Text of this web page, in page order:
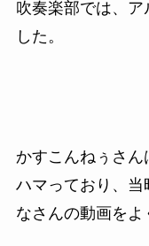
吹奏楽部では、ア
した。
かすこんねぅさん
ハマっており、
なさんの動画をよ